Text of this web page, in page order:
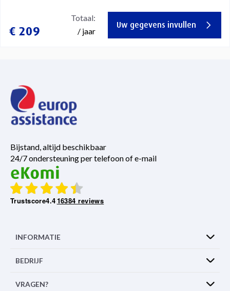
Totaal:
€ 209 / jaar
Uw gegevens invullen
Bijstand, altijd beschikbaar
24/7 ondersteuning per telefoon of e-mail
Trustscore4.416384 reviews
INFORMATIE
BEDRIJF
VRAGEN?